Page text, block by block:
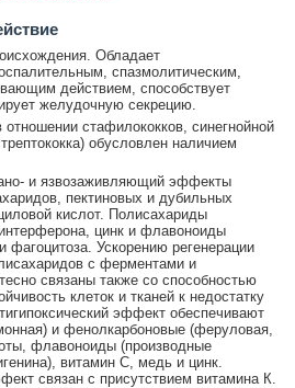
Обладает
спазмолитическим,
действием, способствует
желудочную секрецию.
стафилококков, синегнойной
обусловлен наличием
и язвозаживляющий эффекты
пектиновых и дубильных
кислот. Полисахариды
цинк и флавоноиды
фагоцитоза. Ускорению регенерации
с ферментами и
связаны также со способностью
клеток и тканей к недостатку
эффект обеспечивают
и фенолкарбоновые (феруловая,
флавоноиды (производные
витамин С, медь и цинк.
связан с присутствием витамина К.